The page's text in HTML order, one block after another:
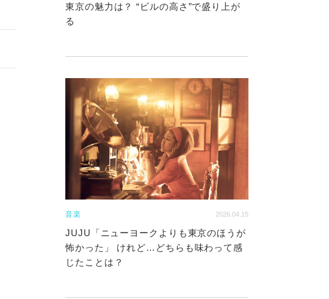
東京の魅力は？ “ビルの高さ”で盛り上が
る
音楽 2026.04.15
JUJU「ニューヨークよりも東京のほうが
怖かった」 けれど…どちらも味わって感
じたことは？